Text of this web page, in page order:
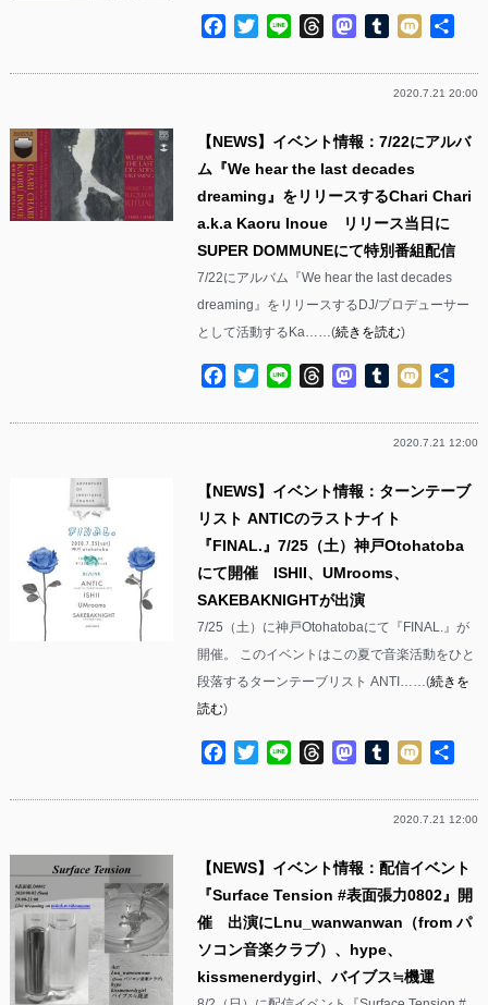
Facebook
TwitterLine ThreadsMastodon
Tumblr
Mixi
2020.7.21 20:00
【NEWS】イベント情報：7/22にアルバ
ム『We hear the last decades
dreaming』をリリースするChari Chari
a.k.a Kaoru Inoue リリース当日に
SUPER DOMMUNEにて特別番組配信
7/22にアルバム『We hear the last decades
dreaming』をリリースするDJ/プロデューサー
として活動するKa……(続きを読む)
Facebook
TwitterLine ThreadsMastodon
Tumblr
Mixi
2020.7.21 12:00
【NEWS】イベント情報：ターンテーブ
リスト ANTICのラストナイト
『FINAL.』7/25（土）神戸Otohatoba
にて開催 ISHII、UMrooms、
SAKEBAKNIGHTが出演
7/25（土）に神戸Otohatobaにて『FINAL.』が
開催。 このイベントはこの夏で音楽活動をひと
段落するターンテーブリスト ANTI……(続きを
読む)
Facebook
TwitterLine ThreadsMastodon
Tumblr
Mixi
2020.7.21 12:00
【NEWS】イベント情報：配信イベント
『Surface Tension #表面張力0802』開
催 出演にLnu_wanwanwan（from パ
ソコン音楽クラブ）、hype、
kissmenerdygirl、バイブス≒機運